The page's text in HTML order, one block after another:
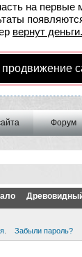
на первые
вернут деньги.
продвижение
Форум
Забыли пароль?